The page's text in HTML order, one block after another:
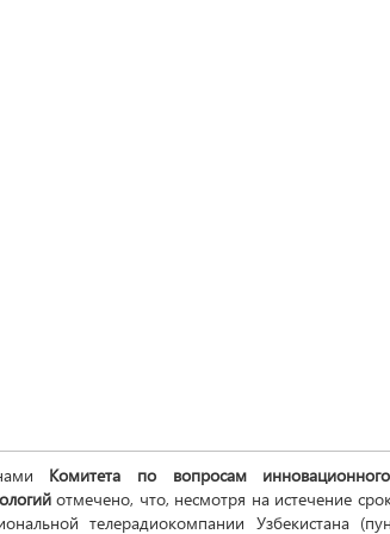
Комитета по вопросам
отмечено, что, несмотря на истечение
телерадиокомпании Узбекистана